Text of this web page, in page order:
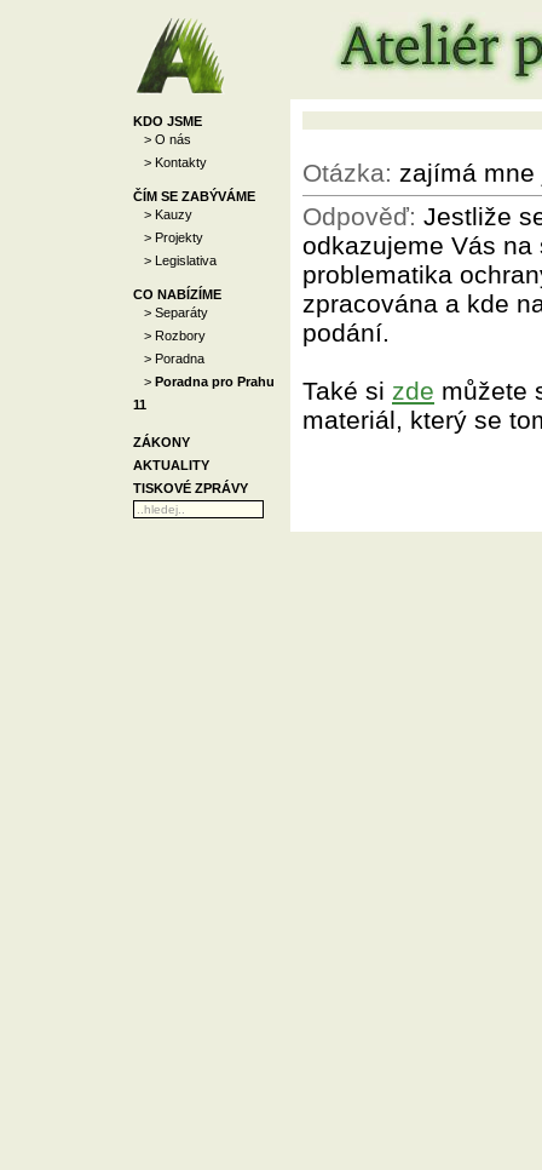
KDO JSME
> O nás
> Kontakty
ČÍM SE ZABÝVÁME
> Kauzy
> Projekty
> Legislativa
CO NABÍZÍME
> Separáty
> Rozbory
> Poradna
> Poradna pro Prahu
11
ZÁKONY
AKTUALITY
TISKOVÉ ZPRÁVY
Otázka: zajímá
Odpověď: Jestliže
odkazujeme Vás
problematika
zpracována a kde
podání.
Také si zde můžete
materiál, který se